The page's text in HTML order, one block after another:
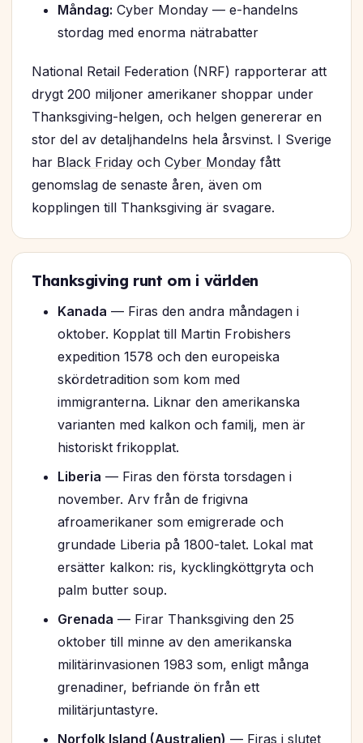
Måndag: Cyber Monday — e-handelns
stordag med enorma nätrabatter
National Retail Federation (NRF) rapporterar att
drygt 200 miljoner amerikaner shoppar under
Thanksgiving-helgen, och helgen genererar en
stor del av detaljhandelns hela årsvinst. I Sverige
har Black Friday och Cyber Monday fått
genomslag de senaste åren, även om
kopplingen till Thanksgiving är svagare.
Thanksgiving runt om i världen
Kanada — Firas den andra måndagen i
oktober. Kopplat till Martin Frobishers
expedition 1578 och den europeiska
skördetradition som kom med
immigranterna. Liknar den amerikanska
varianten med kalkon och familj, men är
historiskt frikopplat.
Liberia — Firas den första torsdagen i
november. Arv från de frigivna
afroamerikaner som emigrerade och
grundade Liberia på 1800-talet. Lokal mat
ersätter kalkon: ris, kycklingköttgryta och
palm butter soup.
Grenada — Firar Thanksgiving den 25
oktober till minne av den amerikanska
militärinvasionen 1983 som, enligt många
grenadiner, befriande ön från ett
militärjuntastyre.
Norfolk Island (Australien) — Firas i slutet